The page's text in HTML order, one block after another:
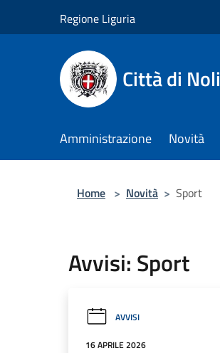
Regione Liguria
Città di Noli
Amministrazione Novità
Home > Novità > Sport
Avvisi: Sport
AVVISI
16 APRILE 2026